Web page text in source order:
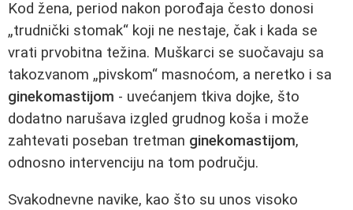
Kod žena, period nakon porođaja često donosi
„trudnički stomak“ koji ne nestaje, čak i kada se
vrati prvobitna težina. Muškarci se suočavaju sa
takozvanom „pivskom“ masnoćom, a neretko i sa
ginekomastijom - uvećanjem tkiva dojke, što
dodatno narušava izgled grudnog koša i može
zahtevati poseban tretman ginekomastijom,
odnosno intervenciju na tom području.
Svakodnevne navike, kao što su unos visoko